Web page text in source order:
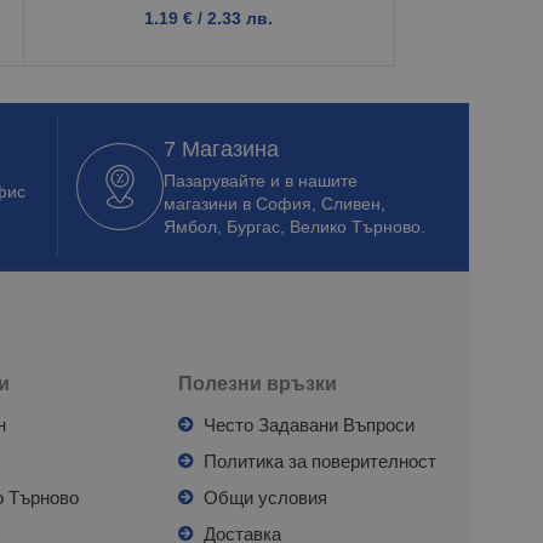
1.19 € / 2.33 лв.
7 Магазина
Пазарувайте и в нашите
магазини в София, Сливен,
Ямбол, Бургас, Велико Търново.
Търново
Полезни връзки
Често Задавани Въпроси
Политика за поверителност
Общи условия
Доставка